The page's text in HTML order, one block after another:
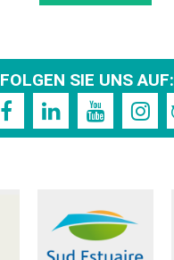
FOLGEN SIE UNS AUF: